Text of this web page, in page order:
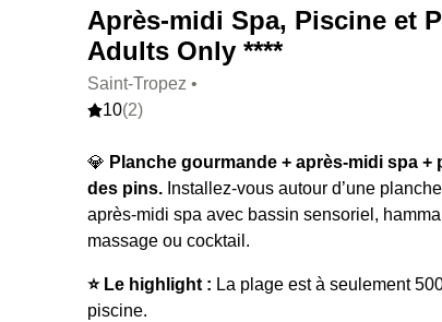
Après-midi Spa, Piscine et
Adults Only ****
Saint-Tropez •
10(2)
💎 Planche gourmande + après-midi spa
des pins. Installez-vous autour d’une
après-midi spa avec bassin sensoriel,
massage ou cocktail.
⭐️ Le highlight : La plage est à seulement
piscine.